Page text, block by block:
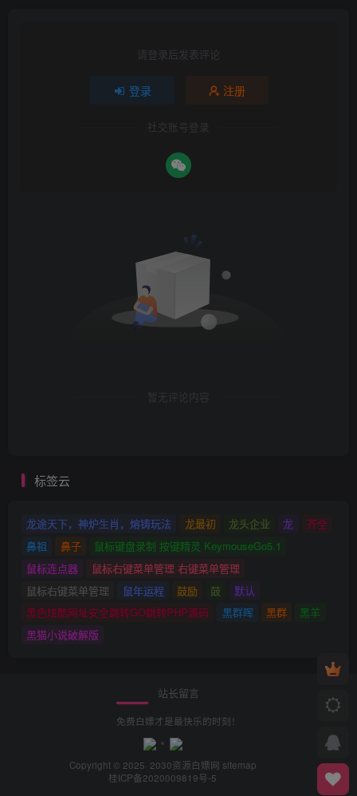
请登录后发表评论
登录 注册
社交账号登录
暂无评论内容
标签云
龙途天下，神炉生肖，熔铸玩法 龙最初 龙头企业 龙
齐全
鼻祖
鼻子
鼠标键盘录制 按键精灵 KeymouseGo5.1
鼠标连点器
鼠标右键菜单管理 右键菜单管理
鼠标右键菜单管理
鼠年运程 鼓励 鼓
默认
黑色炫酷网址安全跳转GO跳转PHP源码
黑群晖 黑群
黑羊
黑猫小说破解版
站长留言
免费白嫖才是最快乐的时刻！
Copyright © 2025· 2030资源白嫖网 sitemap
桂ICP备2020009819号-5